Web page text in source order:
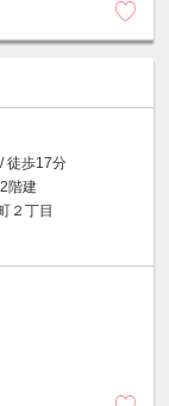
/ 徒歩17分
階建
２丁目